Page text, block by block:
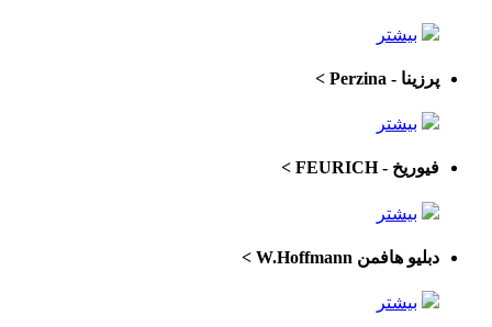
بیشتر
پرزینا - Perzina >
بیشتر
فیوریخ - FEURICH >
بیشتر
دبلیو هافمن W.Hoffmann >
بیشتر